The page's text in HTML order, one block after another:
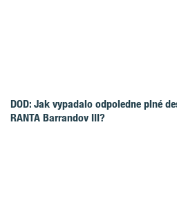
DOD: Jak vypadalo odpoledne plné
RANTA Barrandov III?